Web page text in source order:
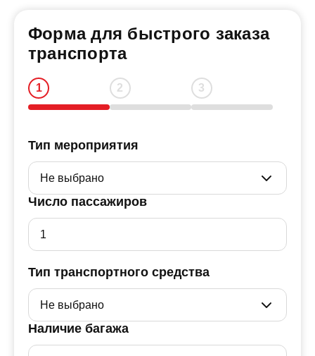
Форма для быстрого заказа
транспорта
Тип мероприятия
Число пассажиров
Тип транспортного средства
Наличие багажа